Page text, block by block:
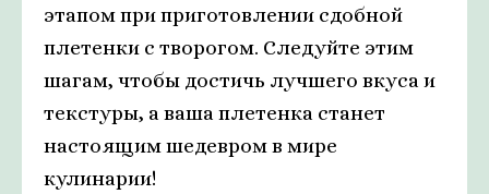
этапом при приготовлении сдобной
плетенки с творогом. Следуйте этим
шагам, чтобы достичь лучшего вкуса и
текстуры, а ваша плетенка станет
настоящим шедевром в мире
кулинарии!